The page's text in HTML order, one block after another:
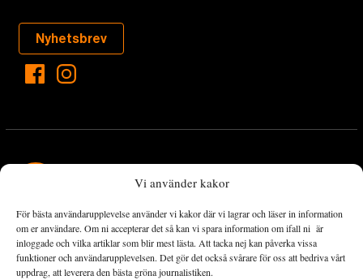
Vi använder kakor
För bästa användarupplevelse använder vi kakor där vi lagrar och läser in information
om er användare. Om ni accepterar det så kan vi spara information om ifall ni är
inloggade och vilka artiklar som blir mest lästa. Att tacka nej kan påverka vissa
funktioner och användarupplevelsen. Det gör det också svårare för oss att bedriva vårt
uppdrag, att leverera den bästa gröna journalistiken.
Nyhetsbrev
Landets Fria Tidning är en nyhetstidning med bred bevakning av
det viktigaste som händer lokalt och globalt och med fokus på
omställningsrörelsen. En omställning till ett hållbart samhälle går